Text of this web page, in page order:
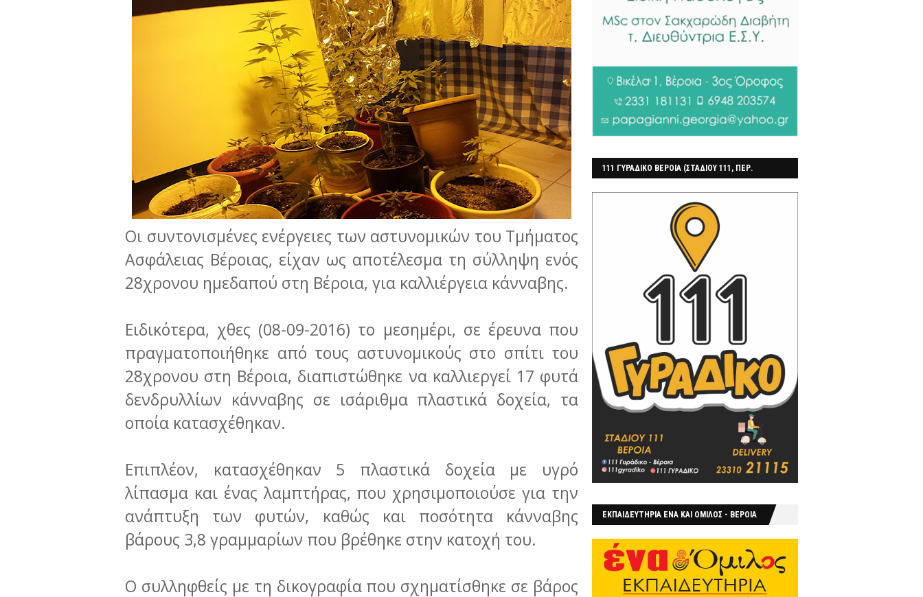
Οι συντονισμένες ενέργειες των αστυνομικών του Τμήματος
Ασφάλειας Βέροιας, είχαν ως αποτέλεσμα τη σύλληψη ενός
28χρονου ημεδαπού στη Βέροια, για καλλιέργεια κάνναβης.
Ειδικότερα, χθες (08-09-2016) το μεσημέρι, σε έρευνα που
πραγματοποιήθηκε από τους αστυνομικούς στο σπίτι του
28χρονου στη Βέροια, διαπιστώθηκε να καλλιεργεί 17 φυτά
δενδρυλλίων κάνναβης σε ισάριθμα πλαστικά δοχεία, τα
οποία κατασχέθηκαν.
Επιπλέον, κατασχέθηκαν 5 πλαστικά δοχεία με υγρό
λίπασμα και ένας λαμπτήρας, που χρησιμοποιούσε για την
ανάπτυξη των φυτών, καθώς και ποσότητα κάνναβης
βάρους 3,8 γραμμαρίων που βρέθηκε στην κατοχή του.
Ο συλληφθείς με τη δικογραφία που σχηματίσθηκε σε βάρος
111 ΓΥΡΑΔΙΚΟ ΒΕΡΟΙΑ (ΣΤΑΔΙΟΥ 111, ΠΕΡ.
ΕΚΠΑΙΔΕΥΤΗΡΙΑ ΕΝΑ ΚΑΙ ΟΜΙΛΟΣ - ΒΕΡΟΙΑ